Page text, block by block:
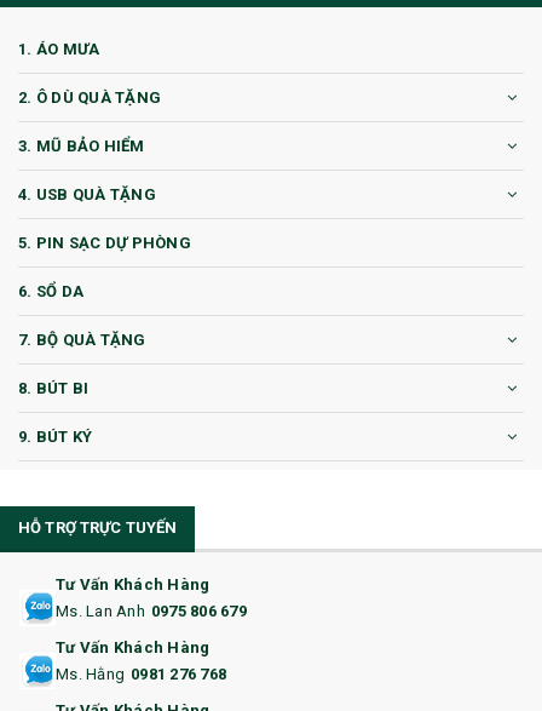
1. ÁO MƯA
2. Ô DÙ QUÀ TẶNG
3. MŨ BẢO HIỂM
4. USB QUÀ TẶNG
5. PIN SẠC DỰ PHÒNG
6. SỔ DA
7. BỘ QUÀ TẶNG
8. BÚT BI
9. BÚT KÝ
11. CỐC/BÌNH GIỮ NHIỆT
12. BÌNH NƯỚC
14. HỘP/VÍ ĐỰNG NAMECARD
HỖ TRỢ TRỰC TUYẾN
Tư Vấn Khách Hàng
Ms. Lan Anh 0975 806 679
Tư Vấn Khách Hàng
Ms. Hằng 0981 276 768